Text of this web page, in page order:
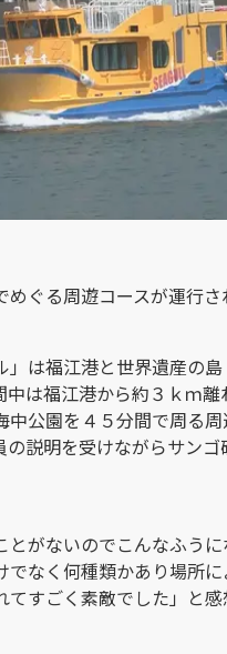
ぐる周遊コースが運行さ
は福江港と世界遺産の
は福江港から約３ｋｍ離
公園を４５分間で周る
説明を受けながらサン
がないのでこんなふう
なく何種類かあり場所
すごく素敵でした」と感